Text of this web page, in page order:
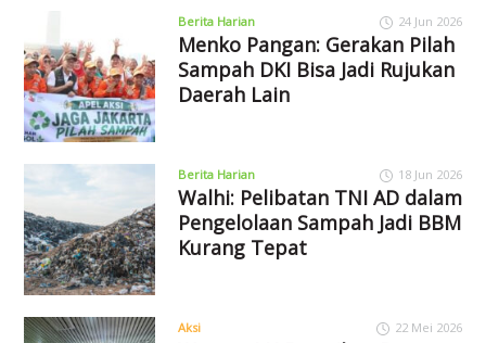
Berita Harian 24 Jun 2026
Menko Pangan: Gerakan Pilah
Sampah DKI Bisa Jadi Rujukan
Daerah Lain
Berita Harian 18 Jun 2026
Walhi: Pelibatan TNI AD dalam
Pengelolaan Sampah Jadi BBM
Kurang Tepat
Aksi 22 Mei 2026